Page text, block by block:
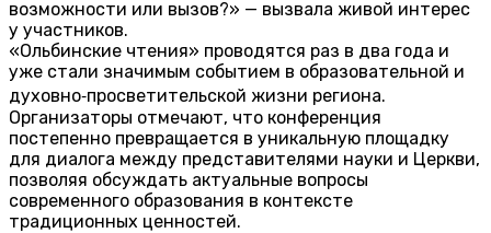
возможности или вызов?» — вызвала живой интерес
у участников.
«Ольбинские чтения» проводятся раз в два года и
уже стали значимым событием в образовательной и
духовно‑просветительской жизни региона.
Организаторы отмечают, что конференция
постепенно превращается в уникальную площадку
для диалога между представителями науки и Церкви,
позволяя обсуждать актуальные вопросы
современного образования в контексте
традиционных ценностей.